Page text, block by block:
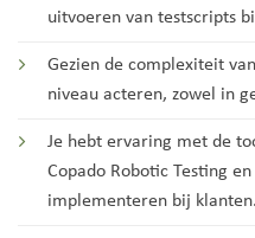
uitvoeren van testscripts
Gezien de complexiteit
niveau acteren, zowel in
Je hebt ervaring met de
Copado Robotic Testing
implementeren bij klanten.